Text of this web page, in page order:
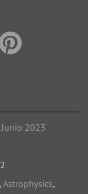
2023
, Astrophysics,